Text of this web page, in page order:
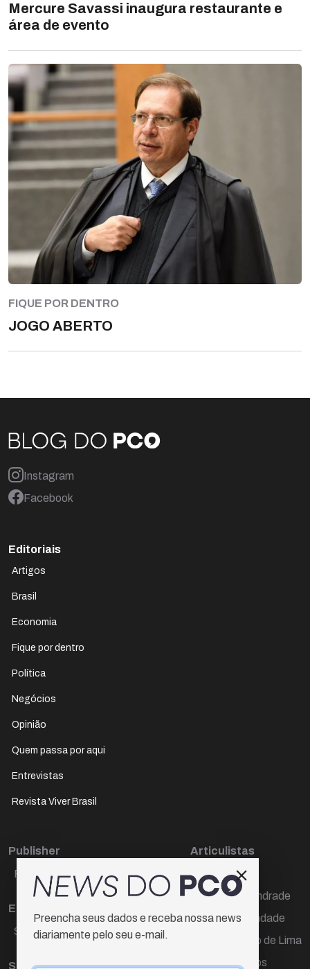
Mercure Savassi inaugura restaurante e
área de evento
FIQUE POR DENTRO
JOGO ABERTO
Instagram
Facebook
Editoriais
Artigos
Brasil
Economia
Fique por dentro
Política
Negócios
Opinião
Quem passa por aqui
Entrevistas
Revista Viver Brasil
Publisher
Paulo Cesar de Oliveira
Editora Chefe
Sueli Cotta
Sub-editora
Articulistas
Décio Freire
Dr Marcos Andrade
Hamilton Trindade
Igor Carvalho de Lima
Mario Campos
Preencha seus dados e receba nossa news
diariamente pelo seu e-mail.